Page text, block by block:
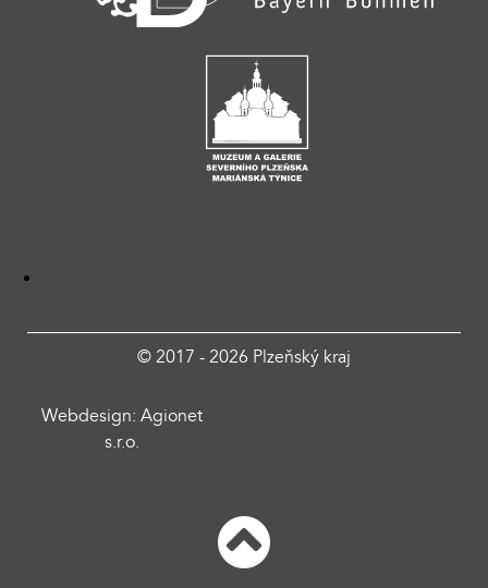
© 2017 - 2026 Plzeňský kraj
Webdesign: Agionet
s.r.o.